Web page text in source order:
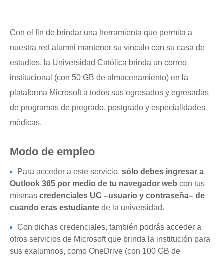
Con el fin de brindar una herramienta que permita a
nuestra red alumni mantener su vínculo con su casa de
estudios, la Universidad Católica brinda un correo
institucional (con 50 GB de almacenamiento) en la
plataforma Microsoft a todos sus egresados y egresadas
de programas de pregrado, postgrado y especialidades
médicas.
Modo de empleo
Para acceder a este servicio, sólo debes ingresar a
Outlook 365 por medio de tu navegador web con tus
mismas credenciales UC –usuario y contraseña– de
cuando eras estudiante de la universidad.
Con dichas credenciales, también podrás acceder a
otros servicios de Microsoft que brinda la institución para
sus exalumnos, como OneDrive (con 100 GB de